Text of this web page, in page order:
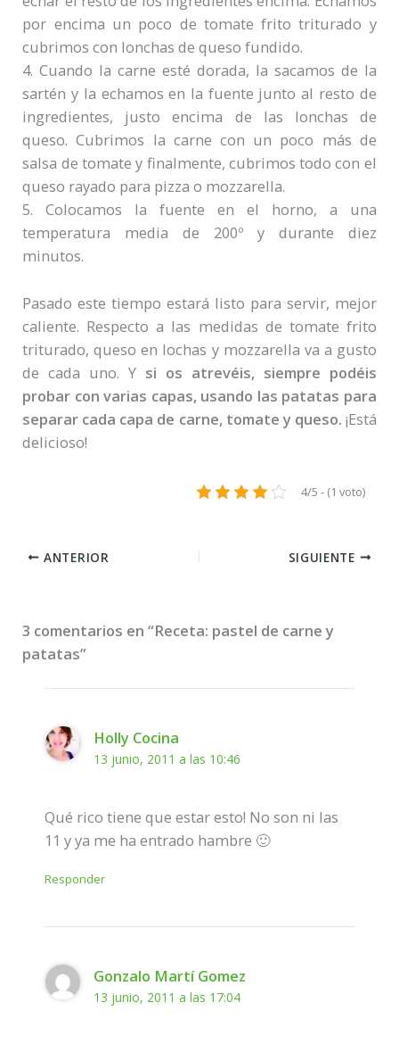
por encima un poco de tomate frito triturado y
cubrimos con lonchas de queso fundido.
4. Cuando la carne esté dorada, la sacamos de la
sartén y la echamos en la fuente junto al resto de
ingredientes, justo encima de las lonchas de
queso. Cubrimos la carne con un poco más de
salsa de tomate y finalmente, cubrimos todo con el
queso rayado para pizza o mozzarella.
5. Colocamos la fuente en el horno, a una
temperatura media de 200º y durante diez
minutos.
Pasado este tiempo estará listo para servir, mejor
caliente. Respecto a las medidas de tomate frito
triturado, queso en lochas y mozzarella va a gusto
de cada uno. Y si os atrevéis, siempre podéis
probar con varias capas, usando las patatas para
separar cada capa de carne, tomate y queso. ¡Está
delicioso!
4/5 - (1 voto)
ANTERIOR SIGUIENTE
3 comentarios en “Receta: pastel de carne y
patatas”
Holly Cocina
13 junio, 2011 a las 10:46
Qué rico tiene que estar esto! No son ni las
11 y ya me ha entrado hambre 🙂
Responder
Gonzalo Martí Gomez
13 junio, 2011 a las 17:04